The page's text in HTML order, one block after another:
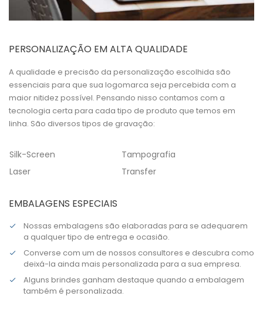
PERSONALIZAÇÃO EM ALTA QUALIDADE
A qualidade e precisão da personalização escolhida são
essenciais para que sua logomarca seja percebida com a
maior nitidez possível. Pensando nisso contamos com a
tecnologia certa para cada tipo de produto que temos em
linha. São diversos tipos de gravação:
Silk-Screen
Laser
Tampografia
Transfer
EMBALAGENS ESPECIAIS
Nossas embalagens são elaboradas para se adequarem
a qualquer tipo de entrega e ocasião.
Converse com um de nossos consultores e descubra como
deixá-la ainda mais personalizada para a sua empresa.
Alguns brindes ganham destaque quando a embalagem
também é personalizada.